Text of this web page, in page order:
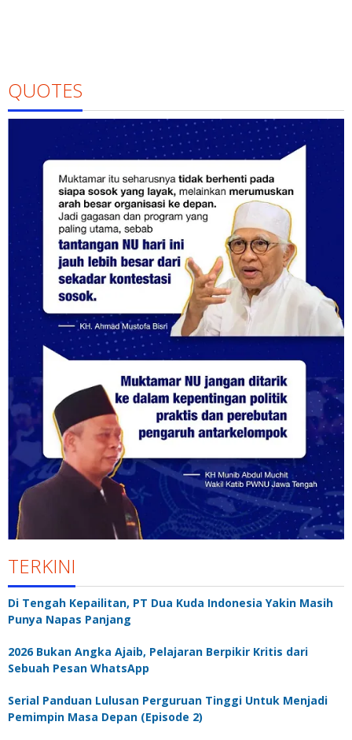
QUOTES
TERKINI
Di Tengah Kepailitan, PT Dua Kuda Indonesia Yakin Masih
Punya Napas Panjang
2026 Bukan Angka Ajaib, Pelajaran Berpikir Kritis dari
Sebuah Pesan WhatsApp
Serial Panduan Lulusan Perguruan Tinggi Untuk Menjadi
Pemimpin Masa Depan (Episode 2)